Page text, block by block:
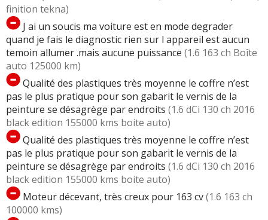
finition tekna)
J ai un soucis ma voiture est en mode degrader
quand je fais le diagnostic rien sur l appareil est aucun
temoin allumer .mais aucune puissance (1.6 163 ch Boîte
auto 125000 km)
Qualité des plastiques très moyenne le coffre n’est
pas le plus pratique pour son gabarit le vernis de la
peinture se désagrège par endroits (1.6 dCi 130 ch 2016
black edition 155000 kms boite auto)
Qualité des plastiques très moyenne le coffre n’est
pas le plus pratique pour son gabarit le vernis de la
peinture se désagrège par endroits (1.6 dCi 130 ch 2016
black edition 155000 kms boite auto)
Moteur décevant, très creux pour 163 cv(1.6 163 ch
100000 kms)